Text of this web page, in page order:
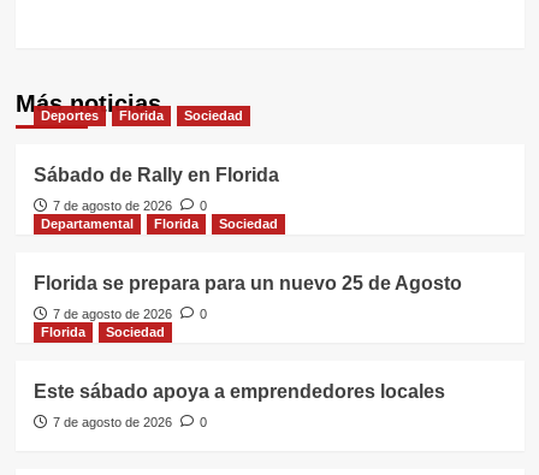
Más noticias
Deportes Florida Sociedad
Sábado de Rally en Florida
7 de agosto de 2026
0
Departamental
Florida Sociedad
Florida se prepara para un nuevo 25 de Agosto
7 de agosto de 2026
0
Florida
Sociedad
Este sábado apoya a emprendedores locales
7 de agosto de 2026 0